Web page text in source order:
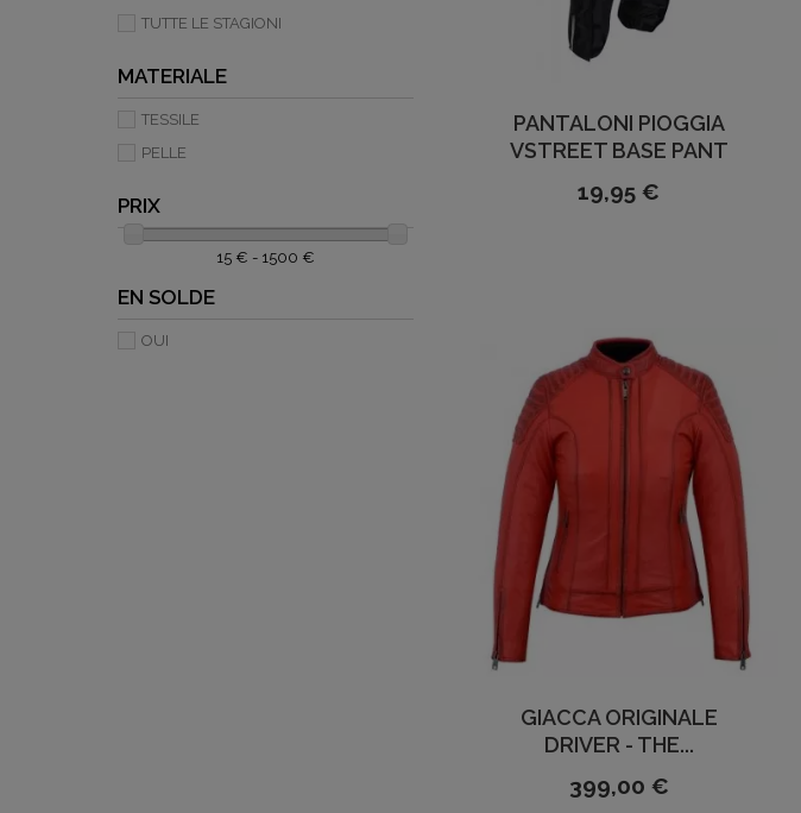
TUTTE LE STAGIONI
MATERIALE
TESSILE
PELLE
PRIX
15 € - 1500 €
EN SOLDE
OUI
PANTALONI PIOGGIA
VSTREET BASE PANT
19,95 €
GIACCA ORIGINALE
DRIVER - THE...
399,00 €